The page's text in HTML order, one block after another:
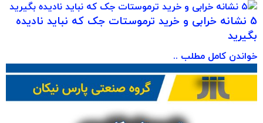
5 نشانه خرابی و خرید ترموستات جک که نباید نادیده
بگیرید
خواندن کامل مطلب ..